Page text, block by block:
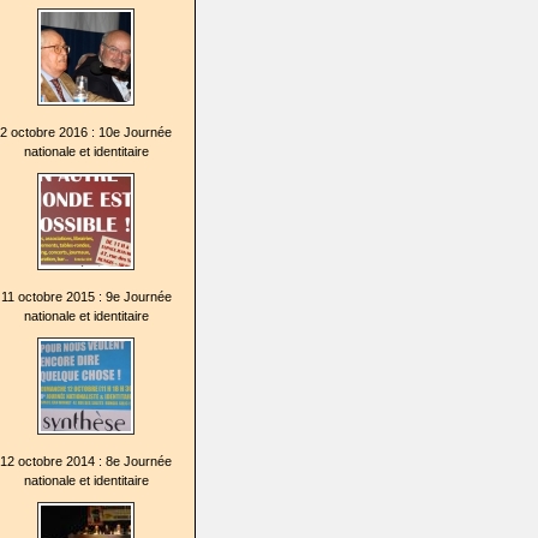
2 octobre 2016 : 10e Journée
nationale et identitaire
11 octobre 2015 : 9e Journée
nationale et identitaire
12 octobre 2014 : 8e Journée
nationale et identitaire